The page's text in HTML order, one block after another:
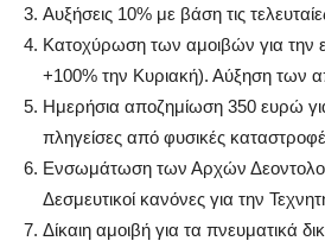
Αυξήσεις 10% με βάση τις
Κατοχύρωση των αμοιβών για την
+100% την Κυριακή). Αύξηση των
Ημερήσια αποζημίωση 350 ευρώ
πληγείσες από φυσικές
Ενσωμάτωση των Αρχών
Δεσμευτικοί κανόνες για την
Δίκαιη αμοιβή για τα πνευματικά